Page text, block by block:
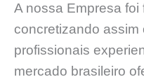
A nossa Empresa
concretizando assim
profissionais
mercado brasileiro